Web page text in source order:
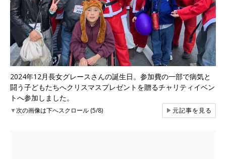
2024年12月長女グレースさんの誕生日。参加費の一部で病気と
闘う子どもたちへクリスマスプレゼントを贈るチャリティイベン
トへ参加しました。
▼次の画像は下へスクロール (5/8) ▶元記事を見る